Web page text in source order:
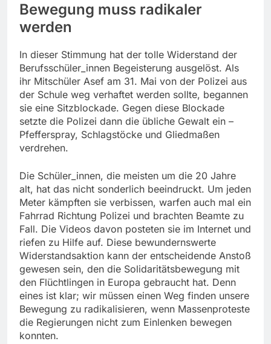
Bewegung muss radikaler
werden
In dieser Stimmung hat der tolle Widerstand der
Berufsschüler_innen Begeisterung ausgelöst. Als
ihr Mitschüler Asef am 31. Mai von der Polizei aus
der Schule weg verhaftet werden sollte, begannen
sie eine Sitzblockade. Gegen diese Blockade
setzte die Polizei dann die übliche Gewalt ein –
Pfefferspray, Schlagstöcke und Gliedmaßen
verdrehen.
Die Schüler_innen, die meisten um die 20 Jahre
alt, hat das nicht sonderlich beeindruckt. Um jeden
Meter kämpften sie verbissen, warfen auch mal ein
Fahrrad Richtung Polizei und brachten Beamte zu
Fall. Die Videos davon posteten sie im Internet und
riefen zu Hilfe auf. Diese bewundernswerte
Widerstandsaktion kann der entscheidende Anstoß
gewesen sein, den die Solidaritätsbewegung mit
den Flüchtlingen in Europa gebraucht hat. Denn
eines ist klar; wir müssen einen Weg finden unsere
Bewegung zu radikalisieren, wenn Massenproteste
die Regierungen nicht zum Einlenken bewegen
konnten.